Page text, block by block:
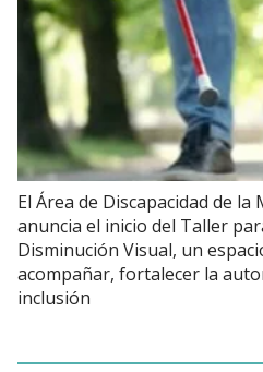
El Área de Discapacidad de
anuncia el inicio del Taller
Disminución Visual, un
acompañar, fortalecer la
inclusión